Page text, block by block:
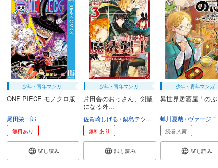
少年・青年マンガ
ONE PIECE モノクロ版
尾田栄一郎
無料あり
試し読み
少年・青年マンガ
片田舎のおっさん、剣聖
になる外...
佐賀崎しげる 鍋島テツヒロ 空路恵 渡辺樹
無料あり
試し読み
少年・青年マンガ
異世界居酒屋「の
蝉川夏哉 ヴァージニア二
続巻入荷
試し読み